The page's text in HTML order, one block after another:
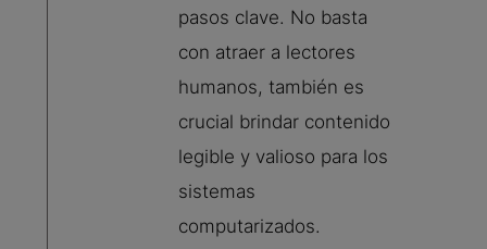
pasos clave. No basta
con atraer a lectores
humanos, también es
crucial brindar contenido
legible y valioso para los
sistemas
computarizados.